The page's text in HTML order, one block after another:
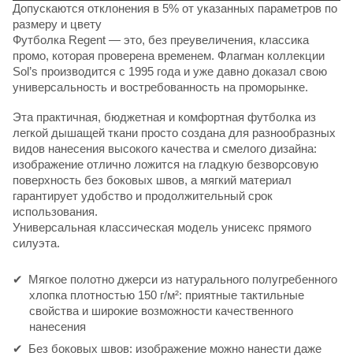
Допускаются отклонения в 5% от указанных параметров по
размеру и цвету
Футболка Regent — это, без преувеличения, классика
промо, которая проверена временем. Флагман коллекции
Sol’s производится с 1995 года и уже давно доказал свою
универсальность и востребованность на проморынке.
Эта практичная, бюджетная и комфортная футболка из
легкой дышащей ткани просто создана для разнообразных
видов нанесения высокого качества и смелого дизайна:
изображение отлично ложится на гладкую безворсовую
поверхность без боковых швов, а мягкий материал
гарантирует удобство и продолжительный срок
использования.
Универсальная классическая модель унисекс прямого
силуэта.
Мягкое полотно джерси из натурального полугребенного
хлопка плотностью 150 г/м²: приятные тактильные
свойства и широкие возможности качественного
нанесения
Без боковых швов: изображение можно нанести даже